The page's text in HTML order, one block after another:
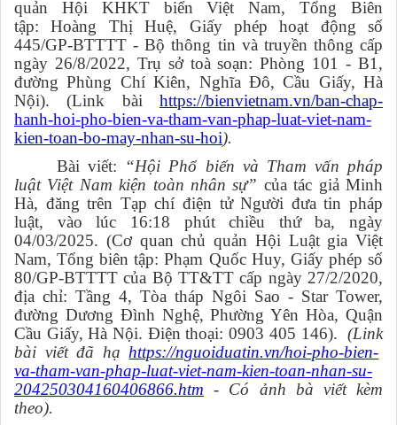
quản Hội KHKT biển Việt Nam, Tổng Biên
tập: Hoàng Thị Huệ, Giấy phép hoạt động số
445/GP-BTTTT - Bộ thông tin và truyền thông cấp
ngày 26/8/2022, Trụ sở toà soạn: Phòng 101 - B1,
đường Phùng Chí Kiên, Nghĩa Đô, Cầu Giấy, Hà
Nội).(Link bàihttps://bienvietnam.vn/ban-chap-
hanh-hoi-pho-bien-va-tham-van-phap-luat-viet-nam-
kien-toan-bo-may-nhan-su-hoi).
Bài viết: “Hội Phổ biến và Tham vấn pháp
luật Việt Nam kiện toàn nhân sự” của tác giả Minh
Hà, đăng trên Tạp chí điện tử Người đưa tin pháp
luật, vào lúc 16:18 phút chiều thứ ba, ngày
04/03/2025. (Cơ quan chủ quản Hội Luật gia Việt
Nam, Tổng biên tập: Phạm Quốc Huy, Giấy phép số
80/GP-BTTTT của Bộ TT&TT cấp ngày 27/2/2020,
địa chỉ: Tầng 4, Tòa tháp Ngôi Sao - Star Tower,
đường Dương Đình Nghệ, Phường Yên Hòa, Quận
Cầu Giấy, Hà Nội. Điện thoại: 0903 405 146). (Link
bài viết đã hạ https://nguoiduatin.vn/hoi-pho-bien-
va-tham-van-phap-luat-viet-nam-kien-toan-nhan-su-
204250304160406866.htm - Có ảnh bà viết kèm
theo).